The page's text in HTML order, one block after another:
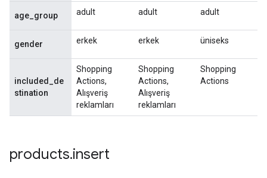
age_group adult adult adult
gender erkek erkek üniseks
included_de
stination
Shopping
Actions,
Alışveriş
reklamları
Shopping
Actions,
Alışveriş
reklamları
Shopping
Actions
products.insert